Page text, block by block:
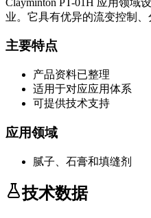
业。它具有优异的流变控制、
主要特点
产品资料已整理
适用于对应应用体系
可提供技术支持
应用领域
腻子、石膏和填缝剂
技术数据